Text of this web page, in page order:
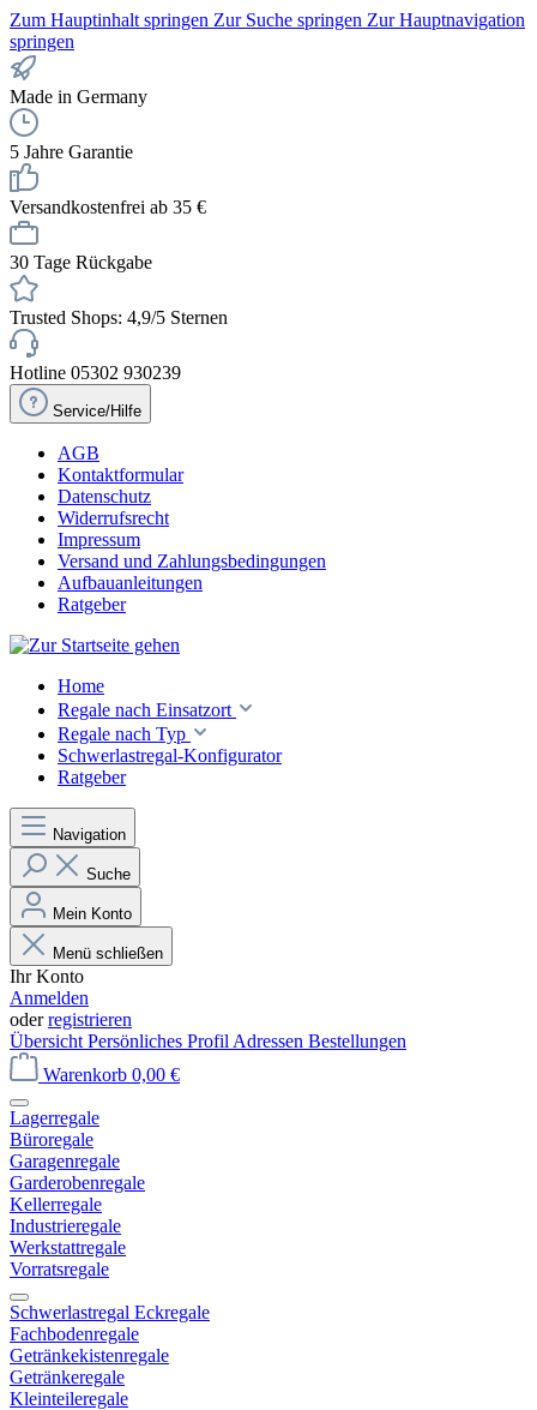
Zum Hauptinhalt springen Zur Suche springen Zur Hauptnavigation
springen
Made in Germany
5 Jahre Garantie
Versandkostenfrei ab 35 €
30 Tage Rückgabe
Trusted Shops: 4,9/5 Sternen
Hotline 05302 930239
Service/Hilfe
AGB
Kontaktformular
Datenschutz
Widerrufsrecht
Impressum
Versand und Zahlungsbedingungen
Aufbauanleitungen
Ratgeber
Home
Regale nach Einsatzort
Regale nach Typ
Schwerlastregal-Konfigurator
Ratgeber
Navigation
Suche
Mein Konto
Menü schließen
Ihr Konto
Anmelden
oderregistrieren
Übersicht Persönliches Profil Adressen Bestellungen
Warenkorb 0,00 €
Lagerregale
Büroregale
Garagenregale
Garderobenregale
Kellerregale
Industrieregale
Werkstattregale
Vorratsregale
Schwerlastregal Eckregale
Fachbodenregale
Getränkekistenregale
Getränkeregale
Kleinteileregale